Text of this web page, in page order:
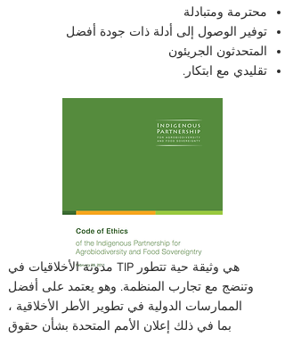
محترمة ومتبادلة
توفير الوصول إلى أدلة ذات جودة أفضل
المتحدثون الجريئون
تقليدي مع ابتكار.
مدونة الأخلاقيات في TIP هي وثيقة حية تتطور
وتنضج مع تجارب المنظمة. وهو يعتمد على أفضل
الممارسات الدولية في تطوير الأطر الأخلاقية ،
بما في ذلك إعلان الأمم المتحدة بشأن حقوق